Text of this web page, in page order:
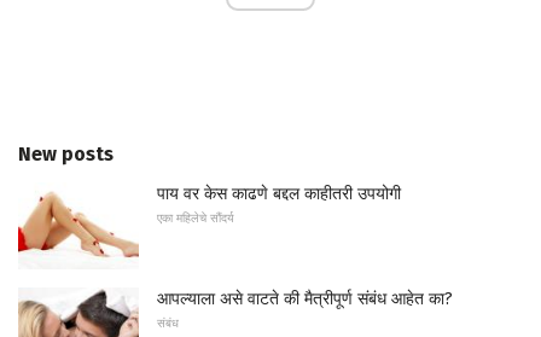
New posts
पाय वर केस काढणे बद्दल काहीतरी उपयोगी
एका महिलेचे सौंदर्य
आपल्याला असे वाटते की मैत्रीपूर्ण संबंध आहेत का?
संबंध